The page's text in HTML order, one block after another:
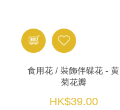
食用花 / 裝飾伴碟花 - 黄
菊花瓣
HK$39.00